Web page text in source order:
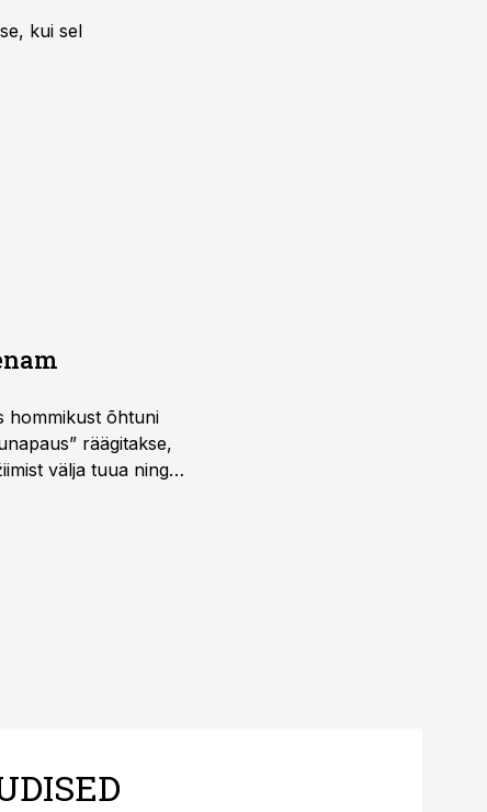
kui sel
hommikust õhtuni
räägitakse,
välja tuua ning